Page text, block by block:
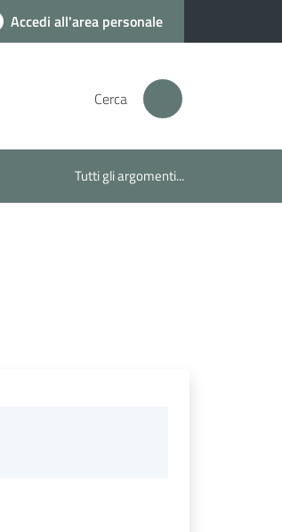
Accedi all'area personale
Cerca
Tutti gli argomenti...